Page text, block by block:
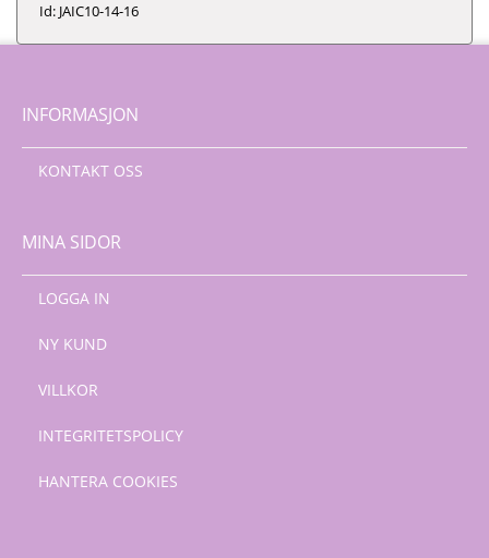
Id: JAIC10-14-16
INFORMASJON
KONTAKT OSS
MINA SIDOR
LOGGA IN
NY KUND
VILLKOR
INTEGRITETSPOLICY
HANTERA COOKIES